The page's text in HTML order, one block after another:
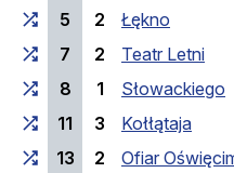
5
2
Łękno
7
2
Teatr Letni
8
1
Słowackiego
11
3
Kołłątaja
13
2
Ofiar